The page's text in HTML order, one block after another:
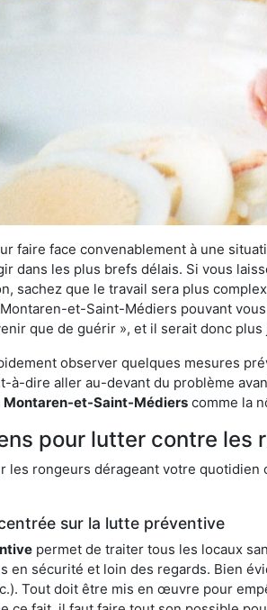
faire face convenablement à une
dans les plus brefs délais. Si vous
sachez que le travail sera plus
et-Saint-Médiers pouvant
que de guérir », et il serait donc
observer quelques mesures
à-dire aller au-devant du problème
Montaren-et-Saint-Médiers comme la
pour lutter contre
les rongeurs dérageant votre
sur la lutte préventive
permet de traiter tous les locaux
en sécurité et loin des regards. Bien
Tout doit être mis en œuvre pour